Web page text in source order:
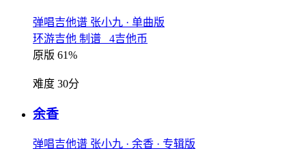
弹唱吉他谱 张小九 · 单曲版
环游吉他 制谱 4吉他币
原版 61%
难度 30分
余香
弹唱吉他谱 张小九 · 余香 · 专辑版